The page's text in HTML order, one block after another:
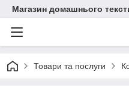
Магазин домашнього
Товари та послуги